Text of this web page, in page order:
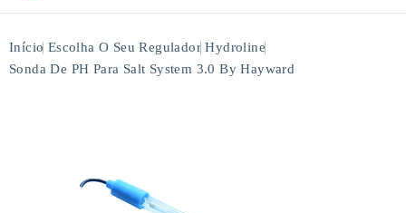
Início Escolha O Seu Regulador Hydroline
Sonda De PH Para Salt System 3.0 By Hayward